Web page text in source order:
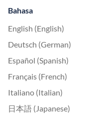
Bahasa
English (English)
Deutsch (German)
Español (Spanish)
Français (French)
Italiano (Italian)
日本語 (Japanese)